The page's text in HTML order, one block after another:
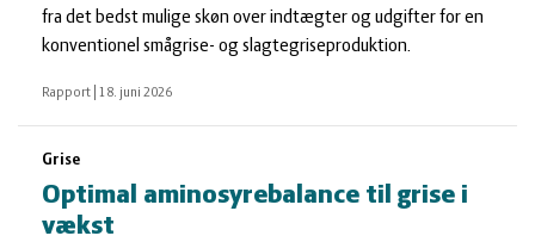
fra det bedst mulige skøn over indtægter og udgifter for en
konventionel smågrise- og slagtegriseproduktion.
Rapport 18. juni 2026
Grise
Optimal aminosyrebalance til grise i
vækst